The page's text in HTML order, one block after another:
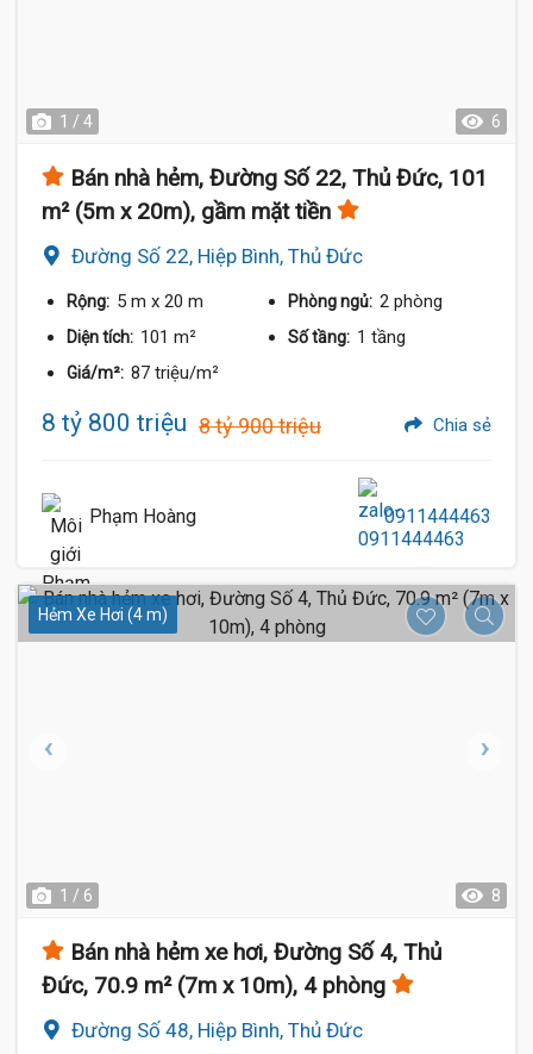
1 / 4 6
Bán nhà hẻm, Đường Số 22, Thủ Đức, 101
m² (5m x 20m), gầm mặt tiền
Đường Số 22, Hiệp Bình, Thủ Đức
Rộng: 5 m x 20 m Phòng ngủ: 2 phòng
Diện tích: 101 m² Số tầng: 1 tầng
Giá/m²: 87 triệu/m²
8 tỷ 800 triệu 8 tỷ 900 triệu Chia sẻ
Phạm Hoàng 0911444463
Hẻm Xe Hơi (4 m)
1 / 6 8
Bán nhà hẻm xe hơi, Đường Số 4, Thủ
Đức, 70.9 m² (7m x 10m), 4 phòng
Đường Số 48, Hiệp Bình, Thủ Đức